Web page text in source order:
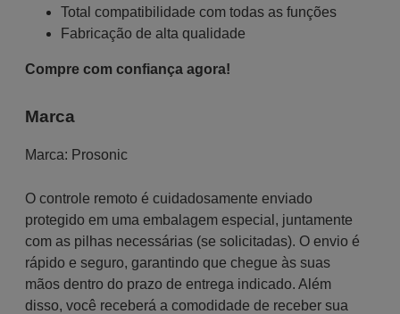
Total compatibilidade com todas as funções
Fabricação de alta qualidade
Compre com confiança agora!
Marca
Marca: Prosonic
O controle remoto é cuidadosamente enviado
protegido em uma embalagem especial, juntamente
com as pilhas necessárias (se solicitadas). O envio é
rápido e seguro, garantindo que chegue às suas
mãos dentro do prazo de entrega indicado. Além
disso, você receberá a comodidade de receber sua